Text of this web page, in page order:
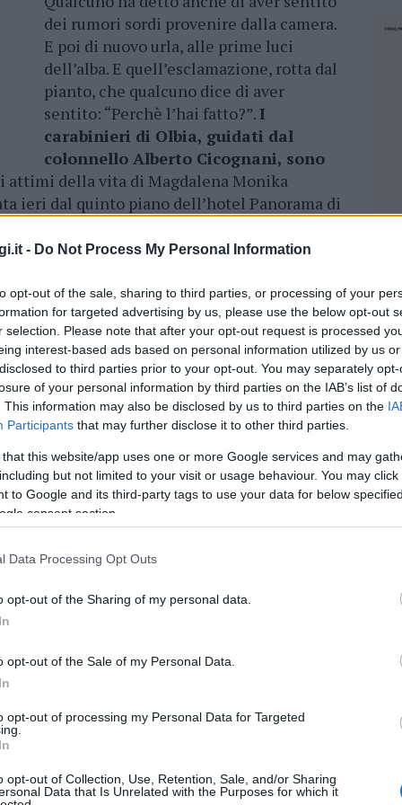
- Do Not Process My Personal Information
opt-out of the sale, sharing to third parties, or processing of your
for targeted advertising by us, please use the below opt-out
selection. Please note that after your opt-out request is processed
interest-based ads based on personal information utilized by us
to third parties prior to your opt-out. You may separately
of your personal information by third parties on the IAB’s list of
This information may also be disclosed by us to third parties on the
Participants that may further disclose it to other third parties.
that this website/app uses one or more Google services and may
but not limited to your visit or usage behaviour. You may
to Google and its third-party tags to use your data for below
consent section.
Data Processing Opt Outs
opt-out of the Sharing of my personal data.
opt-out of the Sale of my Personal Data.
opt-out of processing my Personal Data for Targeted
opt-out of Collection, Use, Retention, Sale, and/or Sharing
Data that Is Unrelated with the Purposes for which it
dei rumori sordi provenire dalla camera.
E poi di nuovo urla, alle prime luci
dell’alba. E quell’esclamazione, rotta dal
pianto, che qualcuno dice di aver
sentito: “Perchè l’hai fatto?”. I
carabinieri di Olbia, guidati dal
colonnello Alberto Cicognani, sono
della vita di Magdalena Monika
ieri dal quinto piano dell’hotel Panorama di
clienti dell’albergo
Andrea Garau.Testimonianze di
dei Ris e dall’esame autoptico sul
ore.
DELLA MORTE DELLA DONNA
di aver sentito delle urla nella
con il suo compagno Marco
travagliata la loro, da quanto
la scorsa notte in un litigio.
del quinto piano.Del compagno
disperata rivolta alla fidanzata, morta
a dare l’allarme. A chiamare i soccorsi, un
trovato in via Garibaldi accanto al corpo